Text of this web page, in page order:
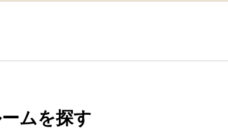
ムを探す